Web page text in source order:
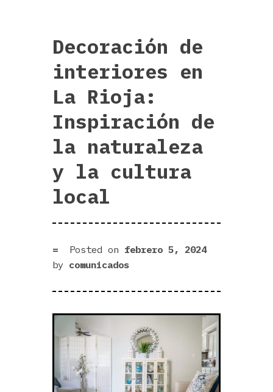
Decoración de
interiores en
La Rioja:
Inspiración de
la naturaleza
y la cultura
local
Posted on febrero 5, 2024
by comunicados